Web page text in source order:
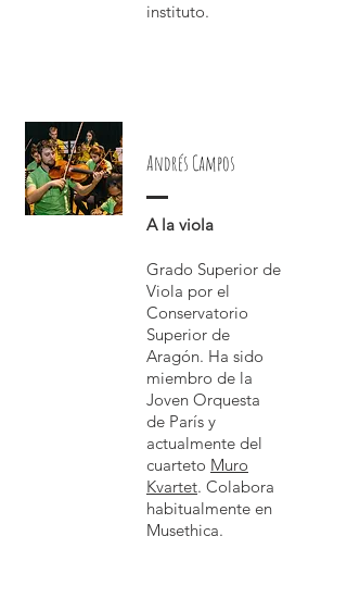
instituto.
Andrés Campos
A la viola
Grado Superior de
Viola por el
Conservatorio
Superior de
Aragón. Ha sido
miembro de la
Joven Orquesta
de París y
actualmente del
cuarteto Muro
Kvartet. Colabora
habitualmente en
Musethica.